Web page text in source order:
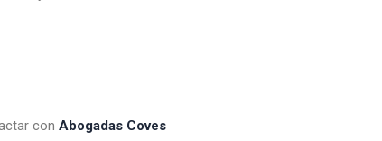
con Abogadas Coves